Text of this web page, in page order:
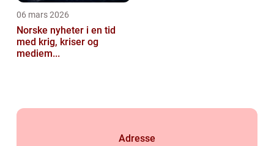
06 mars 2026
Norske nyheter i en tid
med krig, kriser og
mediem...
Adresse